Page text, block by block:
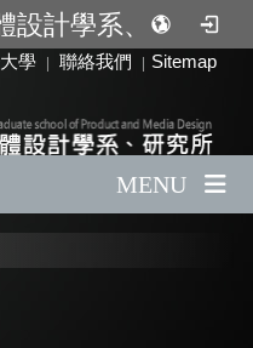
設計學系、研究所
學 聯絡我們 Sitemap
MENU